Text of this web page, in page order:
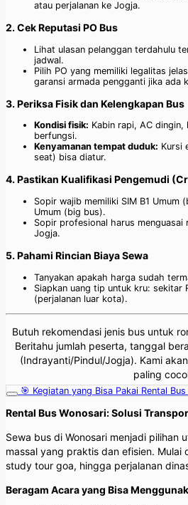
atau perjalanan ke Jogja.
2. Cek Reputasi PO Bus
Lihat ulasan pelanggan terdahulu
jadwal.
Pilih PO yang memiliki legalitas
garansi armada pengganti jika ada
3. Periksa Fisik dan Kelengkapan Bus
Kondisi fisik: Kabin rapi, AC dingin,
berfungsi.
Kenyamanan tempat duduk: Kursi
seat) bisa diatur.
4. Pastikan Kualifikasi Pengemudi
Sopir wajib memiliki SIM B1 Umum
Umum (big bus).
Sopir profesional harus menguasai
Jogja.
5. Pahami Rincian Biaya Sewa
Tanyakan apakah harga sudah
Siapkan uang tip untuk kru: sekitar
(perjalanan luar kota).
Butuh rekomendasi jenis bus untuk
Beritahu jumlah peserta, tanggal
(Indrayanti/Pindul/Jogja). Kami
paling
🎯 Kegiatan yang Bisa Pakai Rental
Rental Bus Wonosari: Solusi
Sewa bus di Wonosari menjadi pilihan
massal yang praktis dan efisien. Mulai
study tour goa, hingga perjalanan
Beragam Acara yang Bisa